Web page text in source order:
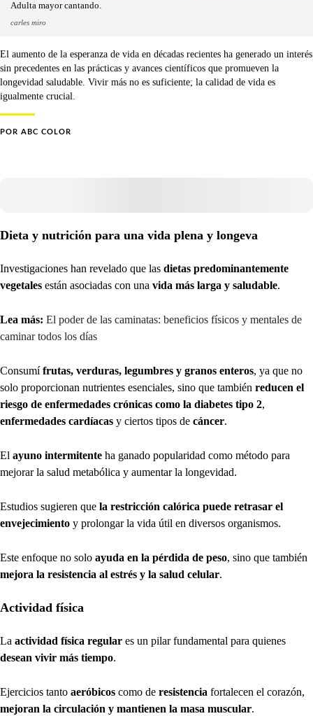
Adulta mayor cantando.
carles miro
El aumento de la esperanza de vida en décadas recientes ha generado un interés
sin precedentes en las prácticas y avances científicos que promueven la
longevidad saludable. Vivir más no es suficiente; la calidad de vida es
igualmente crucial.
POR ABC COLOR
Dieta y nutrición para una vida plena y longeva
Investigaciones han revelado que las dietas predominantemente
vegetales están asociadas con una vida más larga y saludable.
Lea más: El poder de las caminatas: beneficios físicos y mentales de
caminar todos los días
Consumífrutas, verduras, legumbres y granos enteros, ya que no
solo proporcionan nutrientes esenciales, sino que también reducen el
riesgo de enfermedades crónicas como la diabetes tipo 2,
enfermedades cardíacas y ciertos tipos de cáncer.
El ayuno intermitente ha ganado popularidad como método para
mejorar la salud metabólica y aumentar la longevidad.
Estudios sugieren que la restricción calórica puede retrasar el
envejecimiento y prolongar la vida útil en diversos organismos.
Este enfoque no solo ayuda en la pérdida de peso, sino que también
mejora la resistencia al estrés y la salud celular.
Actividad física
La actividad física regular es un pilar fundamental para quienes
desean vivir más tiempo.
Ejercicios tanto aeróbicos como de resistencia fortalecen el corazón,
mejoran la circulación y mantienen la masa muscular.